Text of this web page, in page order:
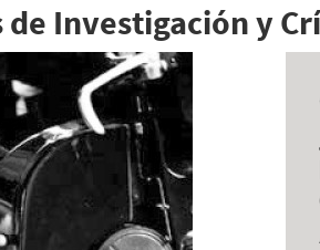
Investigación y